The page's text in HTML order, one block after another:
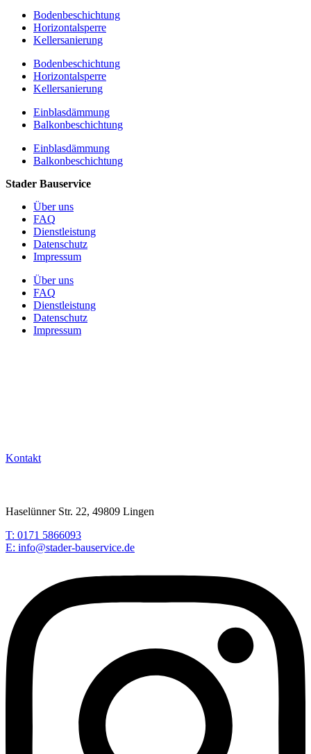
Bodenbeschichtung
Horizontalsperre
Kellersanierung
Bodenbeschichtung
Horizontalsperre
Kellersanierung
Einblasdämmung
Balkonbeschichtung
Einblasdämmung
Balkonbeschichtung
Stader Bauservice
Über uns
FAQ
Dienstleistung
Datenschutz
Impressum
Über uns
FAQ
Dienstleistung
Datenschutz
Impressum
Kontakt
Haselünner Str. 22, 49809 Lingen
T: 0171 5866093
E: info@stader-bauservice.de